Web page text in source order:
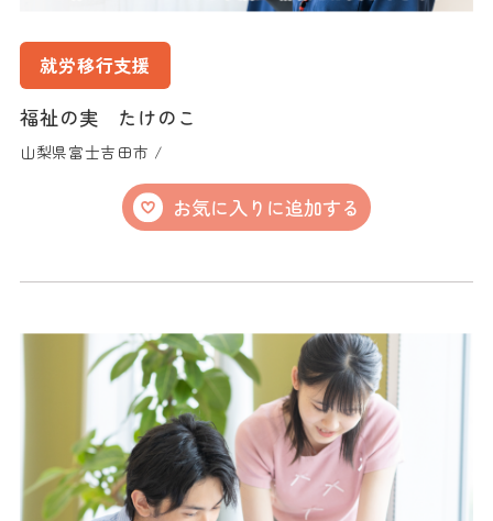
就労移行支援
福祉の実 たけのこ
山梨県富士吉田市 /
お気に入りに追加する